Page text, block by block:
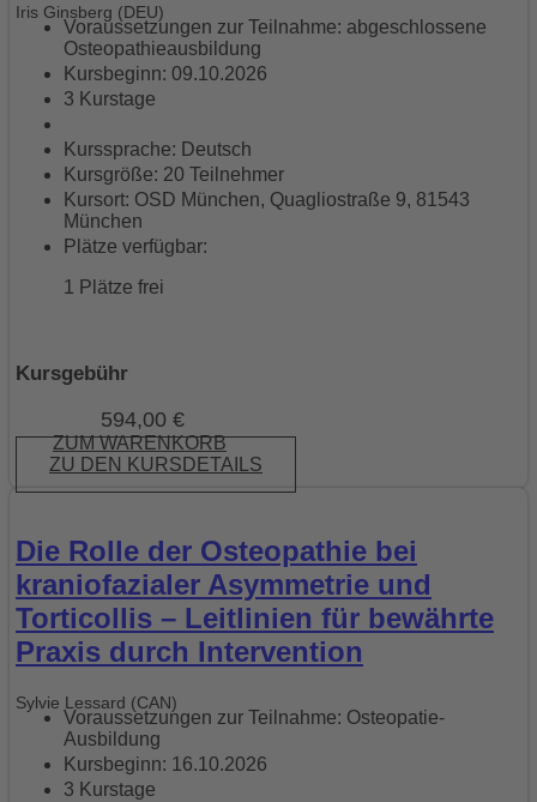
Iris Ginsberg (DEU)
Voraussetzungen zur Teilnahme: abgeschlossene
Osteopathieausbildung
Kursbeginn: 09.10.2026
3 Kurstage
Kurssprache: Deutsch
Kursgröße: 20 Teilnehmer
Kursort: OSD München, Quagliostraße 9, 81543
München
Plätze verfügbar:
1 Plätze frei
Kursgebühr
594,00 €
ZUM WARENKORB
ZU DEN KURSDETAILS
Die Rolle der Osteopathie bei
kraniofazialer Asymmetrie und
Torticollis – Leitlinien für bewährte
Praxis durch Intervention
Sylvie Lessard (CAN)
Voraussetzungen zur Teilnahme: Osteopatie-
Ausbildung
Kursbeginn: 16.10.2026
3 Kurstage